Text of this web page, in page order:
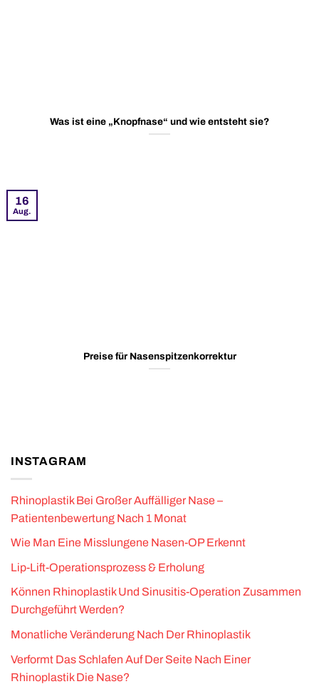
Was ist eine „Knopfnase“ und wie entsteht sie?
Preise für Nasenspitzenkorrektur
16
Aug.
INSTAGRAM
Rhinoplastik Bei Großer Auffälliger Nase –
Patientenbewertung Nach 1 Monat
Wie Man Eine Misslungene Nasen-OP Erkennt
Lip-Lift-Operationsprozess & Erholung
Können Rhinoplastik Und Sinusitis-Operation Zusammen
Durchgeführt Werden?
Monatliche Veränderung Nach Der Rhinoplastik
Verformt Das Schlafen Auf Der Seite Nach Einer
Rhinoplastik Die Nase?